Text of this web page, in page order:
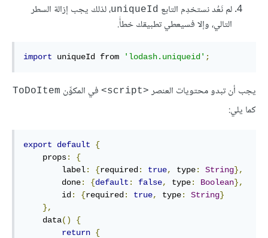
لم نَعُد نستخدِم التابع uniqueId، لذلك يجب إزالة السطر
التالي، وإلا فسيعطي تطبيقك خطأً.
import uniqueId from 'lodash.uniqueid' ;‎
يجب أن تبدو محتويات العنصر <script> في المكوِّن ToDoItem
كما يلي:
export default
{
    props
:
{
        label
: {required : true, type: String},
        done
: {default : false, type: Boolean},
        id
: {required : true, type: String}
},
    data
()
{
return {